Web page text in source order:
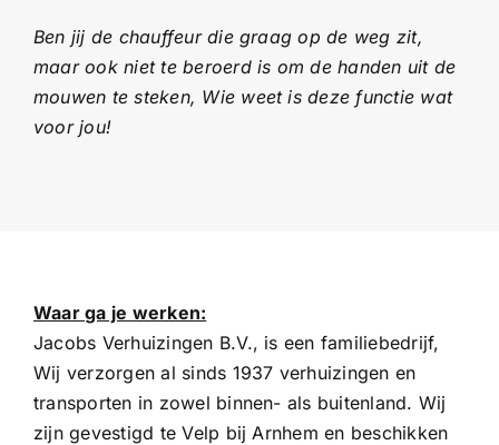
Ben jij de chauffeur die graag op de weg zit,
maar ook niet te beroerd is om de handen uit de
mouwen te steken, Wie weet is deze functie wat
voor jou!
Waar ga je werken:
Jacobs Verhuizingen B.V., is een familiebedrijf,
Wij verzorgen al sinds 1937 verhuizingen en
transporten in zowel binnen- als buitenland. Wij
zijn gevestigd te Velp bij Arnhem en beschikken